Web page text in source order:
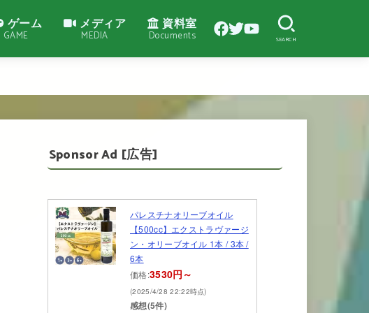
ゲーム
GAME
メディア
MEDIA
資料室
Documents SEARCH
Sponsor Ad [広告]
パレスチナオリーブオイル
【500cc】エクストラヴァージ
ン・オリーブオイル 1本 / 3本 /
6本
価格:3530円～
(2025/4/28 22:22時点)
感想(5件)